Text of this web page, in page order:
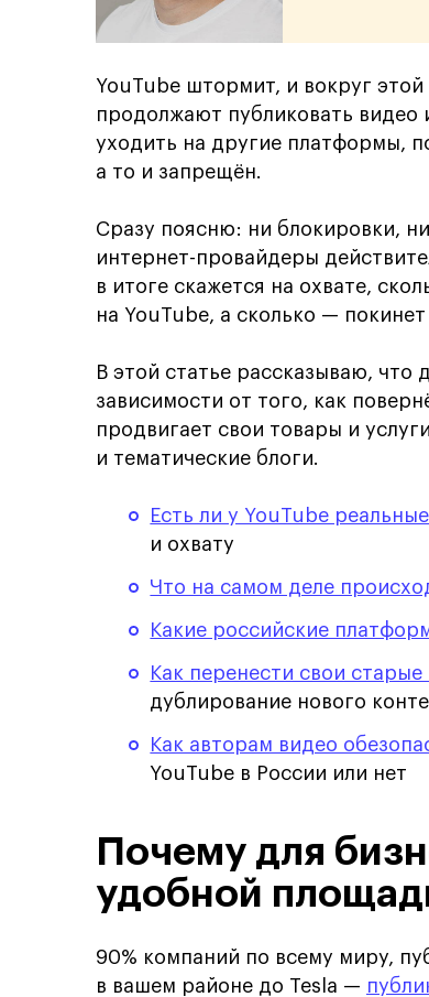
YouTube штормит, и вокруг
продолжают публиковать видео
уходить на другие платформы,
а то и запрещён.
Сразу поясню: ни блокировки,
интернет-провайдеры
в итоге скажется на охвате,
на YouTube, а сколько —
В этой статье рассказываю,
зависимости от того, как
продвигает свои товары и
и тематические блоги.
Есть ли у YouTube
и охвату
Что на самом деле
Какие российские
Как перенести свои
дублирование нового
Как авторам видео
YouTube в России или нет
Почему для
удобной
90% компаний по всему миру,
в вашем районе до Tesla —